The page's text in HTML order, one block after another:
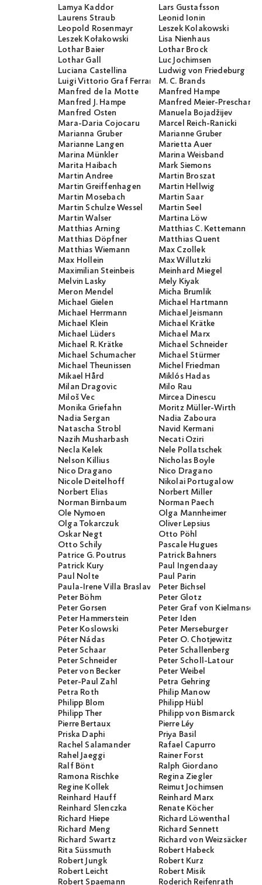
Lamya Kaddor
Lars Gustafsson
Laurens Straub
Leonid Ionin
Leopold Rosenmayr
Leszek Kolakowski
Leszek Kołakowski
Lisa Nienhaus
Lothar Baier
Lothar Brock
Lothar Gall
Luc Jochimsen
Luciana Castellina
Ludwig von Friedeburg
Luigi Vittorio Graf Ferraris
M. C. Brands
Manfred de la Motte
Manfred Hampe
Manfred J. Hampe
Manfred Meier-Preschany
Manfred Osten
Manuela Bojadžijev
Mara-Daria Cojocaru
Marcel Reich-Ranicki
Marianna Gruber
Marianne Gruber
Marianne Langen
Marietta Auer
Marina Münkler
Marina Weisband
Marita Haibach
Mark Siemons
Martin Andree
Martin Broszat
Martin Greiffenhagen
Martin Hellwig
Martin Mosebach
Martin Saar
Martin Schulze Wessel
Martin Seel
Martin Walser
Martina Löw
Matthias Arning
Matthias C. Kettemann
Matthias Döpfner
Matthias Quent
Matthias Wiemann
Max Czollek
Max Hollein
Max Willutzki
Maximilian Steinbeis
Meinhard Miegel
Melvin Lasky
Mely Kiyak
Meron Mendel
Micha Brumlik
Michael Gielen
Michael Hartmann
Michael Herrmann
Michael Jeismann
Michael Klein
Michael Krätke
Michael Lüders
Michael Marx
Michael R. Krätke
Michael Schneider
Michael Schumacher
Michael Stürmer
Michael Theunissen
Michel Friedman
Mikael Hård
Miklós Hadas
Milan Dragovic
Milo Rau
Miloš Vec
Mircea Dinescu
Monika Griefahn
Moritz Müller-Wirth
Nadia Sergan
Nadia Zaboura
Natascha Strobl
Navid Kermani
Nazih Musharbash
Necati Öziri
Necla Kelek
Nele Pollatschek
Nelson Killius
Nicholas Boyle
Nico Dragano
Nico Dragano
Nicole Deitelhoff
Nikolai Portugalow
Norbert Elias
Norbert Miller
Norman Birnbaum
Norman Paech
Ole Nymoen
Olga Mannheimer
Olga Tokarczuk
Oliver Lepsius
Oskar Negt
Otto Pöhl
Otto Schily
Pascale Hugues
Patrice G. Poutrus
Patrick Bahners
Patrick Kury
Paul Ingendaay
Paul Nolte
Paul Parin
Paula-Irene Villa BraslavskyPeter Bichsel
Peter Böhm
Peter Glotz
Peter Gorsen
Peter Graf von
Peter Hammerstein
Peter Iden
Peter Koslowski
Peter Merseburger
Péter Nádas
Peter O. Chotjewitz
Peter Schaar
Peter Schallenberg
Peter Schneider
Peter Scholl-Latour
Peter von Becker
Peter Weibel
Peter-Paul Zahl
Petra Gehring
Petra Roth
Philip Manow
Philipp Blom
Philipp Hübl
Philipp Ther
Philipp von Bismarck
Pierre Bertaux
Pierre Léy
Priska Daphi
Priya Basil
Rachel Salamander
Rafael Capurro
Rahel Jaeggi
Rainer Forst
Ralf Bönt
Ralph Giordano
Ramona Rischke
Regina Ziegler
Regine Kollek
Reimut Jochimsen
Reinhard Hauff
Reinhard Marx
Reinhard Slenczka
Renate Köcher
Richard Hiepe
Richard Löwenthal
Richard Meng
Richard Sennett
Richard Swartz
Richard von Weizsäcker
Rita Süssmuth
Robert Habeck
Robert Jungk
Robert Kurz
Robert Leicht
Robert Misik
Robert Spaemann
Roderich Reifenrath